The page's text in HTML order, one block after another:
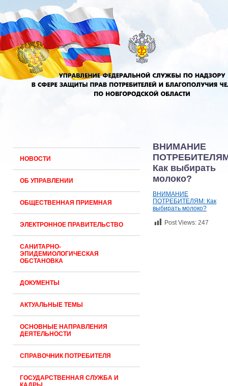
НОВОСТИ
ОБ УПРАВЛЕНИИ
ОБЩЕСТВЕННАЯ ПРИЕМНАЯ
ЭЛЕКТРОННОЕ ПРАВИТЕЛЬСТВО
САНИТАРНО-
ЭПИДЕМИОЛОГИЧЕСКАЯ
ОБСТАНОВКА
ДОКУМЕНТЫ
АКТУАЛЬНЫЕ ТЕМЫ
ОСНОВНЫЕ НАПРАВЛЕНИЯ
ДЕЯТЕЛЬНОСТИ
СПРАВОЧНИК ПОТРЕБИТЕЛЯ
ГОСУДАРСТВЕННАЯ СЛУЖБА И
ВНИМАНИЕ
Как выбирать
молоко?
ВНИМАНИЕ
ПОТРЕБИТЕЛЯМ: Как
выбирать молоко?
Post Views: 247